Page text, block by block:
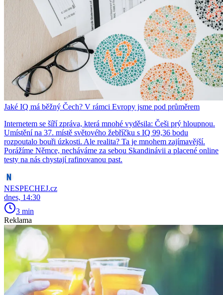
Jaké IQ má běžný Čech? V rámci Evropy jsme pod průměrem
Internetem se šíří zpráva, která mnohé vyděsila: Češi prý hloupnou.
Umístění na 37. místě světového žebříčku s IQ 99,36 bodu
rozpoutalo bouři úzkosti. Ale realita? Ta je mnohem zajímavější.
Porážíme Němce, necháváme za sebou Skandinávii a placené online
testy na nás chystají rafinovanou past.
NESPECHEJ.cz
dnes, 14:30
3 min
Reklama